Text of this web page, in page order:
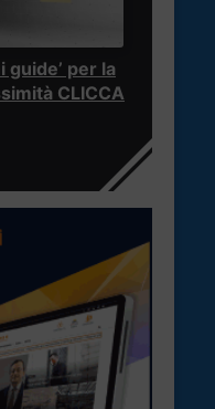
guide’ per la
CLICCA